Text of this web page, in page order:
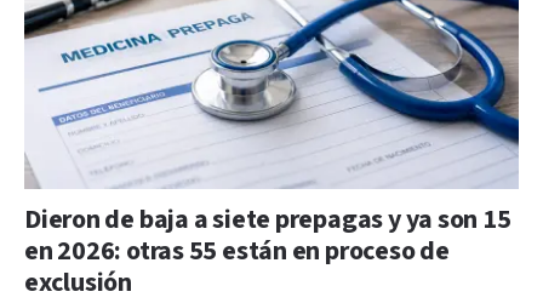
Dieron de baja a siete prepagas y ya son 15
en 2026: otras 55 están en proceso de
exclusión